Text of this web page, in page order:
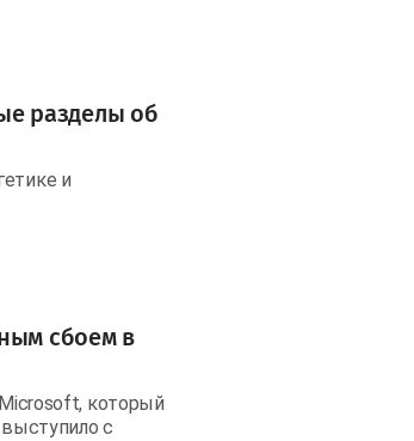
разделы об
и
сбоем в
который
с